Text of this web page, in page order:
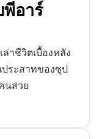
พีอาร์
ล่าชีวิตเบื้องหลัง
ระสาทของซุป
นสวย